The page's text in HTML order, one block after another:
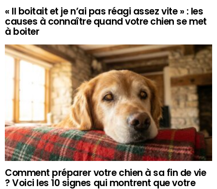
« Il boitait et je n’ai pas réagi assez vite » : les
causes à connaître quand votre chien se met
à boiter
Comment préparer votre chien à sa fin de vie
? Voici les 10 signes qui montrent que votre